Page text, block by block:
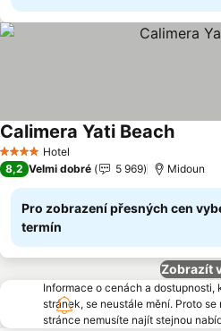
4 Počet hvězdiček
Hotel
Calimera Yati BeachUkázat
8,2 Velmi dobré 5 969 Midoun
Pro zobrazení přesných cen
termín
Zobrazít
Informace o cenách a
stránek, se neustále mění. Proto
stránce nemusíte najít stejnou